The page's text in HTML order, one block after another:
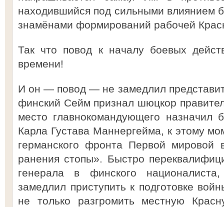
находившийся под сильными влиянием
знамёнами формирований рабочей
Так что повод к началу боевых
времени!
И он — повод — не замедлил
финский Сейм признал шюцкор
место главнокомандующего назначил
Карла Густава Маннергейма, к этому
германского фронта Первой мировой
ранения стопы». Быстро
генерала в финского
замедлил приступить к подготовке
не только разгромить местную